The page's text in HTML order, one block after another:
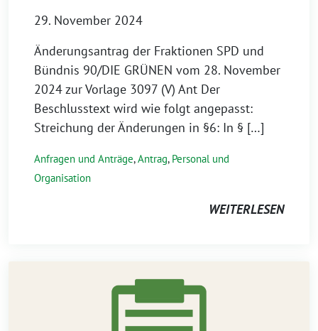
29. November 2024
Änderungsantrag der Fraktionen SPD und
Bündnis 90/DIE GRÜNEN vom 28. November
2024 zur Vorlage 3097 (V) Ant Der
Beschlusstext wird wie folgt angepasst:
Streichung der Änderungen in §6: In § […]
Anfragen und Anträge,Antrag, Personal und
Organisation
WEITERLESEN